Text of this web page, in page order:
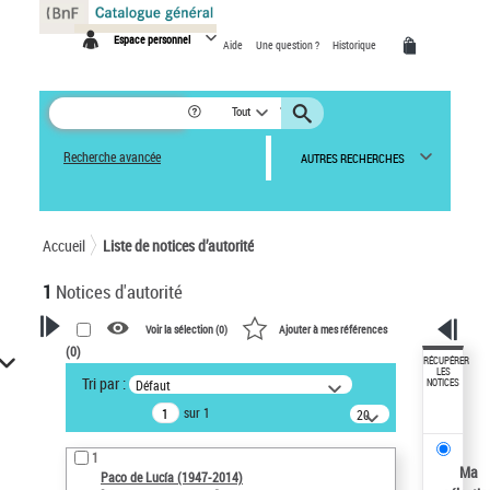
Espace personnel Aide Une question ? Historique
Tout
Recherche avancée AUTRES RECHERCHES
Accueil Liste de notices d’autorité
1 Notices d'autorité
VOTRE RECHERCHE
Recherche avancée dans les
notices d’autorité
Œuvres liées à l'auteur :
Paco de Lucía (1947-2014)
Voir la sélection (0) Ajouter à mes références
(0)
Tri par : Défaut
sur 1
20
résultats/page
1
Paco de Lucía (1947-2014)
RÉCUPÉRER
LES
NOTICES
Ma
Panneau de gestion des cookies